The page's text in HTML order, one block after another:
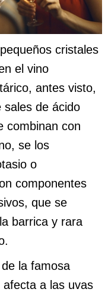
cristales
el vino
antes visto,
sales de ácido
combinan con
se los
o
componentes
que se
barrica y rara
la famosa
a las uvas